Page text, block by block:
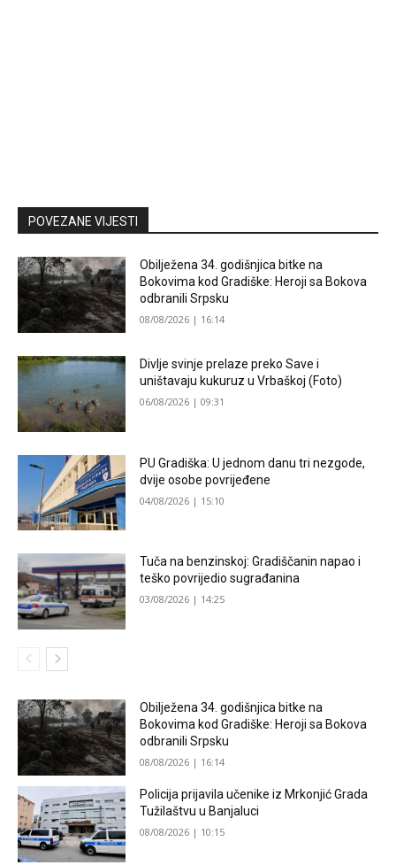
POVEZANE VIJESTI
Obilježena 34. godišnjica bitke na
Bokovima kod Gradiške: Heroji sa Bokova
odbranili Srpsku
08/08/2026 | 16:14
Divlje svinje prelaze preko Save i
uništavaju kukuruz u Vrbaškoj (Foto)
06/08/2026 | 09:31
PU Gradiška: U jednom danu tri nezgode,
dvije osobe povrijeđene
04/08/2026 | 15:10
Tuča na benzinskoj: Gradiščanin napao i
teško povrijedio sugrađanina
03/08/2026 | 14:25
Obilježena 34. godišnjica bitke na
Bokovima kod Gradiške: Heroji sa Bokova
odbranili Srpsku
08/08/2026 | 16:14
Policija prijavila učenike iz Mrkonjić Grada
Tužilaštvu u Banjaluci
08/08/2026 | 10:15